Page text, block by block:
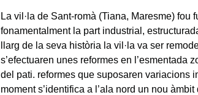
La vil·la de Sant-romà (Tiana, Maresme) fou
fonamentalment la part industrial,
llarg de la seva història la vil·la va ser
s’efectuaren unes reformes en l’esmentada
del pati. reformes que suposaren variacions
moment s’identifica a l’ala nord un nou